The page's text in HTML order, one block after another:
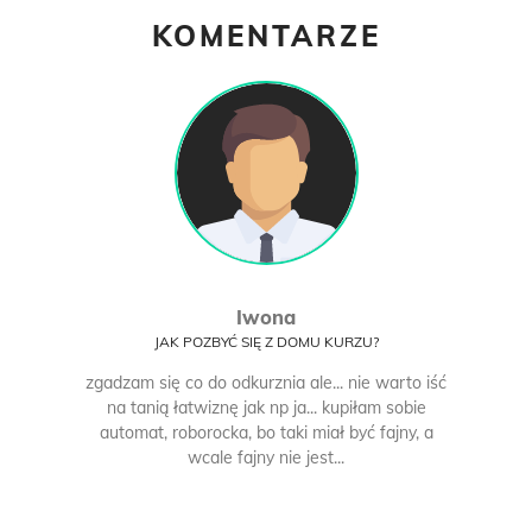
KOMENTARZE
Iwona
JAK POZBYĆ SIĘ Z DOMU KURZU?
zgadzam się co do odkurznia ale... nie warto iść
na tanią łatwiznę jak np ja... kupiłam sobie
automat, roborocka, bo taki miał być fajny, a
wcale fajny nie jest...